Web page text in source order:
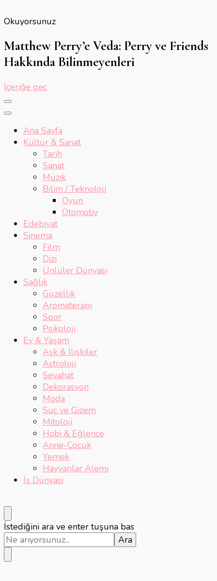
Okuyorsunuz
Matthew Perry’e Veda: Perry ve Friends
Hakkında Bilinmeyenleri
İçeriğe geç
Ana Sayfa
Kültür & Sanat
Tarih
Sanat
Müzik
Bilim / Teknoloji
Oyun
Otomotiv
Edebiyat
Sinema
Film
Dizi
Ünlüler Dünyası
Sağlık
Güzellik
Aromaterapi
Spor
Psikoloji
Ev & Yaşam
Aşk & İlişkiler
Astroloji
Seyahat
Dekorasyon
Moda
Suç ve Gizem
Mitoloji
Hobi & Eğlence
Anne-Çocuk
Yemek
Hayvanlar Alemi
İş Dünyası
Bir
şey
mi
arıyorsunuz?
İstediğini ara ve enter tuşuna bas